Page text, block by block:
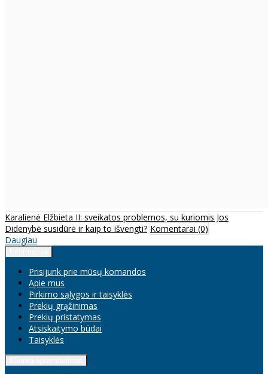
Karalienė Elžbieta II: sveikatos problemos, su kuriomis Jos
Didenybė susidūrė ir kaip to išvengti? Komentarai (0)
Daugiau
Prisijunk prie mūsų komandos
Apie mus
Pirkimo sąlygos ir taisyklės
Prekių grąžinimas
Prekių pristatymas
Atsiskaitymo būdai
Taisyklės